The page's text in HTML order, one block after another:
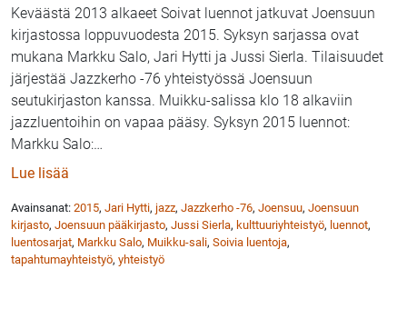
Keväästä 2013 alkaeet Soivat luennot jatkuvat Joensuun
kirjastossa loppuvuodesta 2015. Syksyn sarjassa ovat
mukana Markku Salo, Jari Hytti ja Jussi Sierla. Tilaisuudet
järjestää Jazzkerho -76 yhteistyössä Joensuun
seutukirjaston kanssa. Muikku-salissa klo 18 alkaviin
jazzluentoihin on vapaa pääsy. Syksyn 2015 luennot:
Markku Salo: …
Lue lisää
Avainsanat: 2015, Jari Hytti, jazz, Jazzkerho -76, Joensuu, Joensuun
kirjasto, Joensuun pääkirjasto, Jussi Sierla, kulttuuriyhteistyö, luennot,
luentosarjat, Markku Salo, Muikku-sali, Soivia luentoja,
tapahtumayhteistyö, yhteistyö